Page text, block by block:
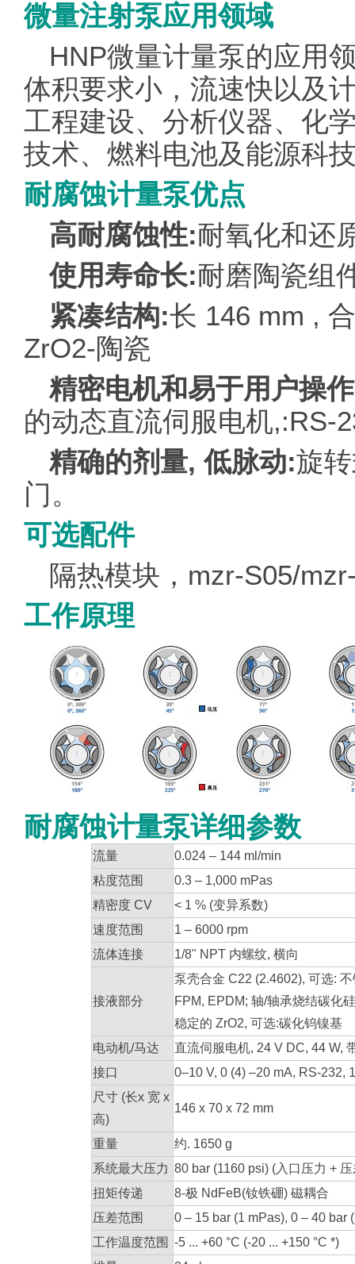
微量注射泵应用领域
HNP微量计量泵的应用
体积要求小，流速快以及
工程建设、分析仪器、化
技术、燃料电池及能源科
耐腐蚀计量泵优点
高耐腐蚀性:耐氧化和还
使用寿命长:耐磨陶瓷组
紧凑结构:长 146 mm ,
ZrO2-陶瓷
精密电机和易于用户操
的动态直流伺服电机,:RS-
精确的剂量, 低脉动:旋
门。
可选配件
隔热模块，mzr-S05/
工作原理
耐腐蚀计量泵详细参数
流量
0.024 – 144 ml/min
粘度范围
0.3 – 1,000 mPas
精密度 CV
< 1 % (变异系数)
速度范围
1 – 6000 rpm
流体连接
1/8" NPT 内螺纹, 横向
接液部分
泵壳合金 C22 (2.4602), 可选:
FPM, EPDM; 轴/轴承烧结碳化
稳定的 ZrO2, 可选:碳化钨镍基
电动机/马达
直流伺服电机, 24 V DC, 44 W,
接口
0–10 V, 0 (4) –20 mA, RS-232,
尺寸 (长x 宽 x
高)
146 x 70 x 72 mm
重量
约. 1650 g
系统最大压力 80 bar (1160 psi) (入口压力 + 压
扭矩传递
8-极 NdFeB(钕铁硼) 磁耦合
压差范围
0 – 15 bar (1 mPas), 0 – 40 bar
工作温度范围 -5 ... +60 °C (-20 ... +150 °C *)